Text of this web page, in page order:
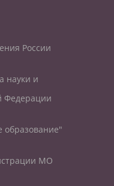
России
науки и
Федерации
образование"
МО